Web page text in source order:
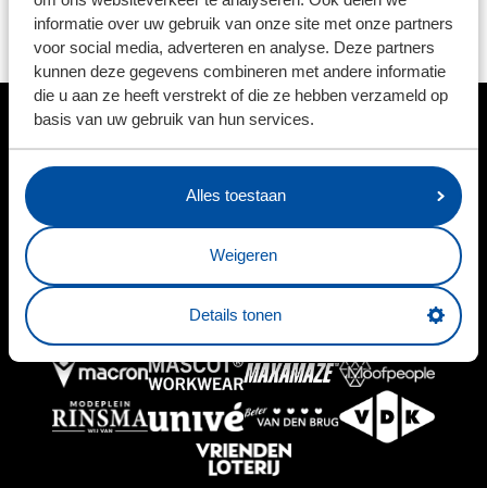
informatie over uw gebruik van onze site met onze partners
voor social media, adverteren en analyse. Deze partners
kunnen deze gegevens combineren met andere informatie
die u aan ze heeft verstrekt of die ze hebben verzameld op
basis van uw gebruik van hun services.
Alles toestaan
Weigeren
Details tonen
niet worden geruild.
HOOFDSPONSOR
BUSINESSPARTNERS